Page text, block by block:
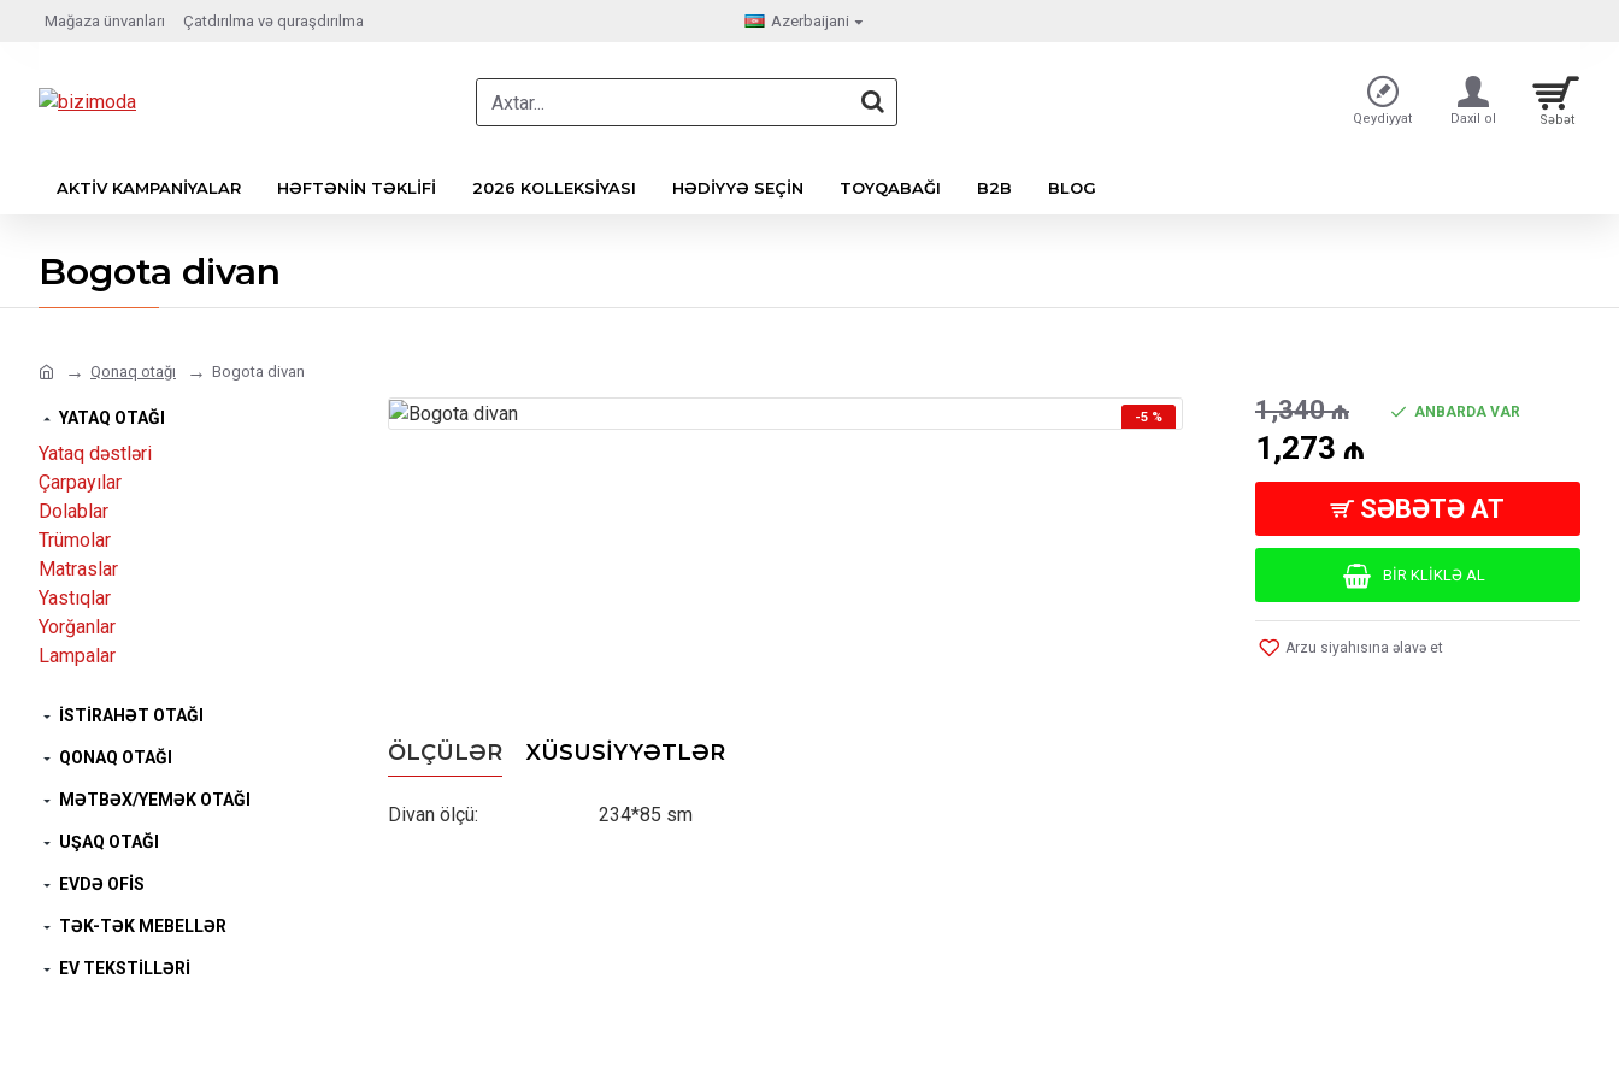
Mağaza ünvanları Çatdırılma və quraşdırılma Azerbaijani
Qeydiyyat Daxil ol Səbət
Kateqoriyalar
AKTIV KAMPANIYALAR HƏFTƏNIN TƏKLIFI 2026 KOLLEKSIYASI HƏDIYYƏ SEÇIN TOYQABAĞI B2B BLOG
Qonaq otağı Bogota divan
Bogota divan
YATAQ OTAĞI
Yataq dəstləri
Çarpayılar
Dolablar
Trümolar
Matraslar
Yastıqlar
Yorğanlar
Lampalar
İSTIRAHƏT OTAĞI
QONAQ OTAĞI
MƏTBƏX/YEMƏK OTAĞI
UŞAQ OTAĞI
EVDƏ OFIS
TƏK-TƏK MEBELLƏR
EV TEKSTILLƏRI
-5 %
1,273 ₼
1,340₼ ANBARDA VAR
SƏBƏTƏ AT
BIR KLIKLƏ AL
Arzu siyahısına əlavə et
ÖLÇÜLƏR XÜSUSIYYƏTLƏR
Divan ölçü: 234*85 sm